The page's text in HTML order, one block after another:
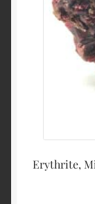
Erythrite,